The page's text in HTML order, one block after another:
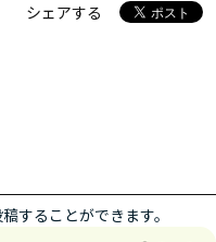
シェアする
することができます。